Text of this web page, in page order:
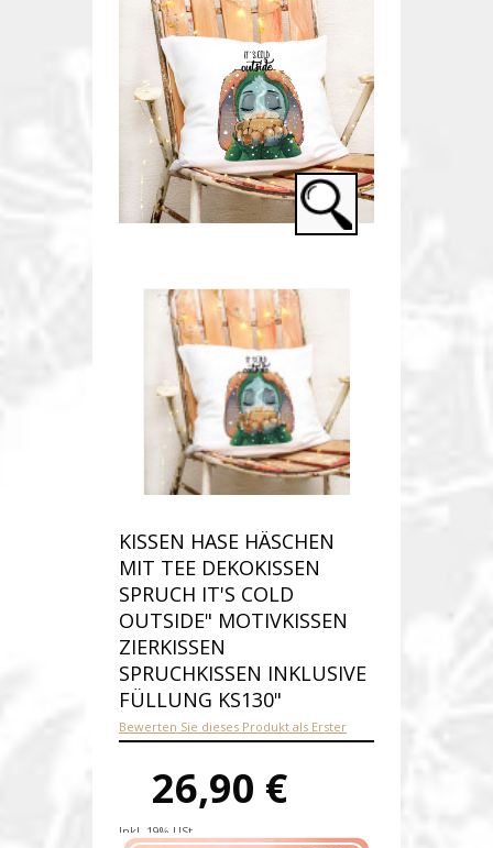
KISSEN HASE HÄSCHEN
MIT TEE DEKOKISSEN
SPRUCH IT'S COLD
OUTSIDE" MOTIVKISSEN
ZIERKISSEN
SPRUCHKISSEN INKLUSIVE
FÜLLUNG KS130"
Bewerten Sie dieses Produkt als Erster
26,90 €
Inkl. 19% USt.